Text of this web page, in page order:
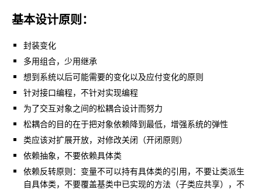
基本设计原则：
封装变化
多用组合，少用继承
想到系统以后可能需要的变化以及应付变化的原则
针对接口编程，不针对实现编程
为了交互对象之间的松耦合设计而努力
松耦合的目的在于把对象依赖降到最低，增强系统的弹性
类应该对扩展开放，对修改关闭（开闭原则）
依赖抽象，不要依赖具体类
依赖反转原则：变量不可以持有具体类的引用，不要让类派生
自具体类，不要覆盖基类中已实现的方法（子类应共享），不